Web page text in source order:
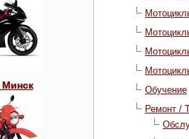
Обучение
Ремонт /